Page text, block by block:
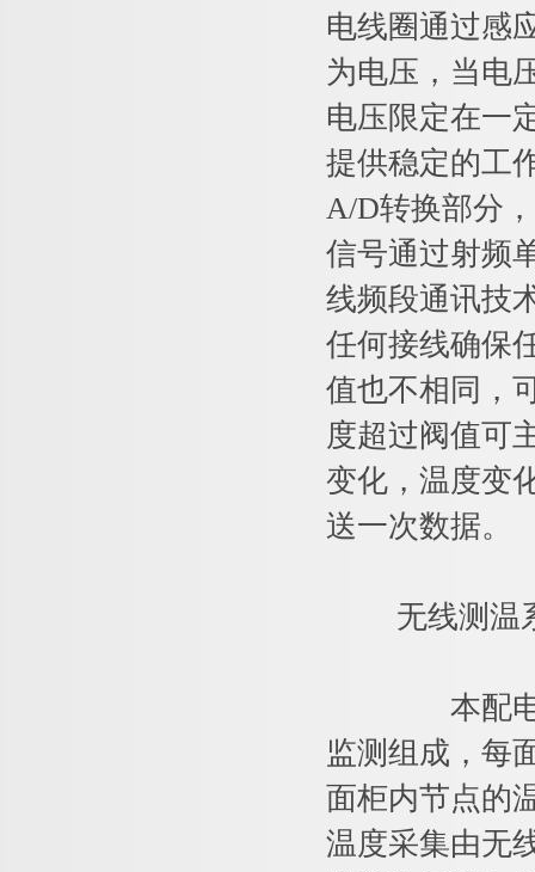
电线圈通过感
为电压，当电
电压限定在一
提供稳定的工
A/D转换部分
信号通过射频
线频段通讯技
任何接线确保
值也不相同，
度超过阀值可
变化，温度变
送一次数据。
无线测温
本配电工程
监测组成，每
面柜内节点的
温度采集由无